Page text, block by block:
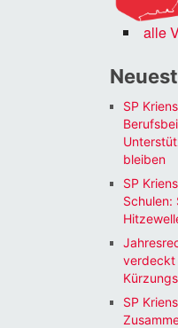
alle
SP
bleiben
SP
Schulen:
verdeckt
SP